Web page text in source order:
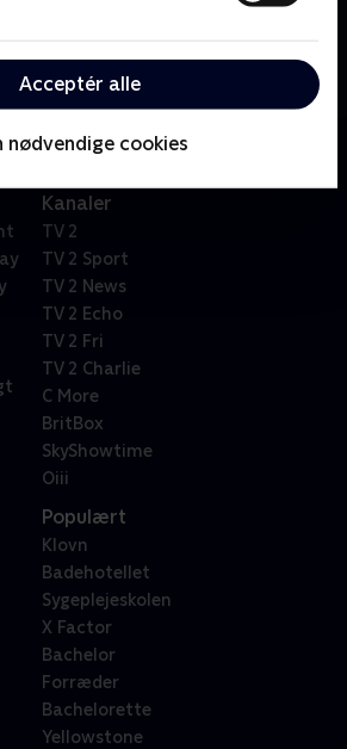
Acceptér alle
nødvendige cookies
og satire om tv-koncepter, tv-
personligheder.
Kanaler
TV 2
TV 2 Sport
TV 2 News
TV 2 Echo
TV 2 Fri
TV 2 Charlie
C More
BritBox
SkyShowtime
Oiii
Populært
Klovn
Badehotellet
Sygeplejeskolen
X Factor
Bachelor
Forræder
Bachelorette
Yellowstone